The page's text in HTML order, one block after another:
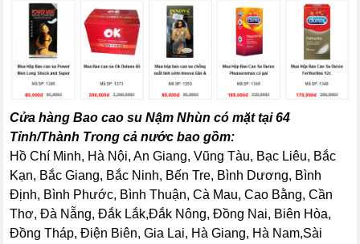
Cửa hàng Bao cao su Nậm Nhùn có mặt tại 64
Tỉnh/Thành Trong cả nước bao gồm:
Hồ Chí Minh, Hà Nội, An Giang, Vũng Tàu, Bạc Liêu, Bắc
Kạn, Bắc Giang, Bắc Ninh, Bến Tre, Bình Dương, Bình
Định, Bình Phước, Bình Thuận, Cà Mau, Cao Bằng, Cần
Thơ, Đà Nẵng, Đắk Lắk,Đắk Nông, Đồng Nai, Biên Hòa,
Đồng Tháp, Điện Biên, Gia Lai, Hà Giang, Hà Nam,Sài